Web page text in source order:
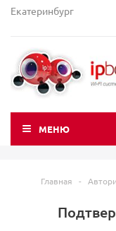
Екатеринбург
МЕНЮ
Главная -